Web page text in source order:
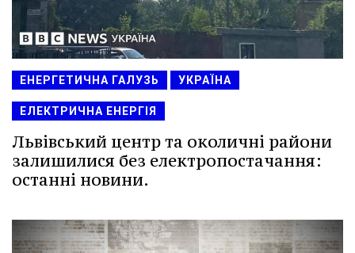
ЕНЕРГЕТИЧНА ГАЛУЗЬ УКРАЇНА
ЕЛЕКТРИЧНА ЕНЕРГІЯ
Львівський центр та околичні райони
залишилися без електропостачання:
останні новини.